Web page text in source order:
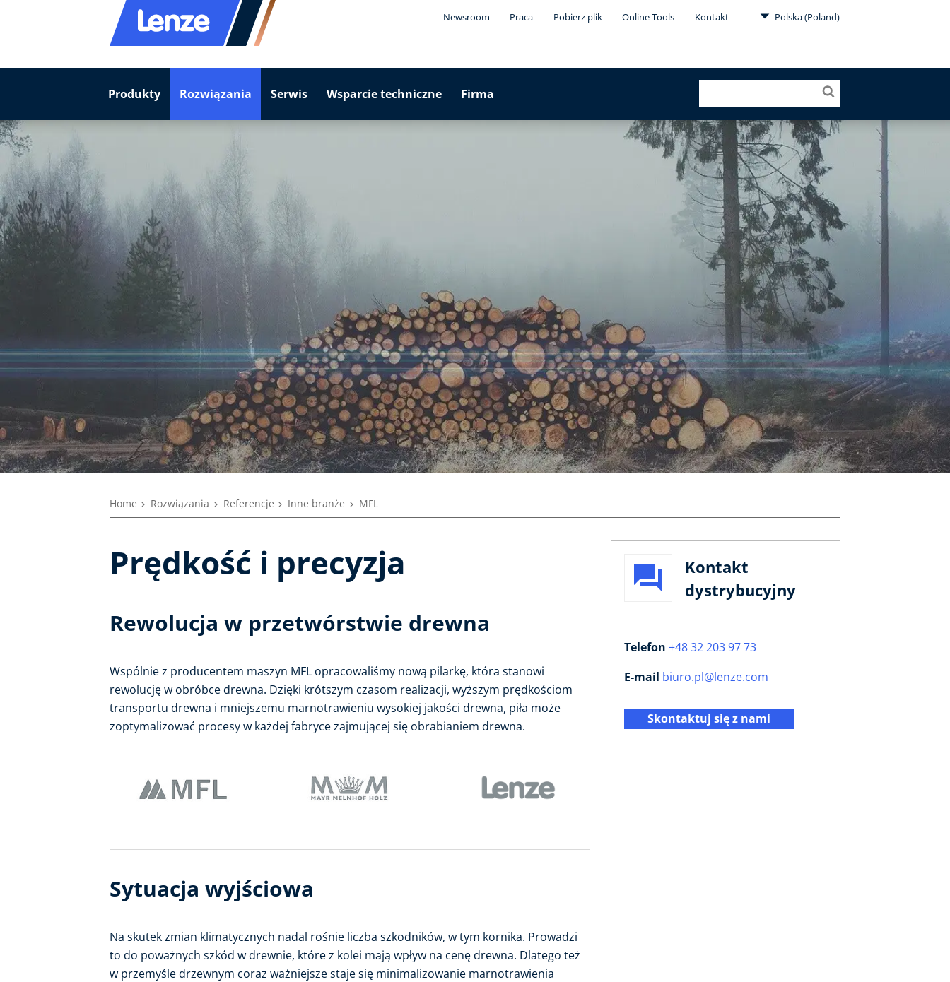
Newsroom Praca Pobierz plik Online Tools Kontakt Polska (Poland)
Produkty Rozwiązania Serwis Wsparcie techniczne Firma
Home Rozwiązania Referencje Inne branże MFL
Prędkość i precyzja
Rewolucja w przetwórstwie drewna
Wspólnie z producentem maszyn MFL opracowaliśmy nową pilarkę, która stanowi
rewolucję w obróbce drewna. Dzięki krótszym czasom realizacji, wyższym prędkościom
transportu drewna i mniejszemu marnotrawieniu wysokiej jakości drewna, piła może
zoptymalizować procesy w każdej fabryce zajmującej się obrabianiem drewna.
Sytuacja wyjściowa
Na skutek zmian klimatycznych nadal rośnie liczba szkodników, w tym kornika. Prowadzi
to do poważnych szkód w drewnie, które z kolei mają wpływ na cenę drewna. Dlatego też
w przemyśle drzewnym coraz ważniejsze staje się minimalizowanie marnotrawienia
Kontakt
dystrybucyjny
Telefon+48 32 203 97 73
E-mail biuro.pl@lenze.com
Skontaktuj się z nami